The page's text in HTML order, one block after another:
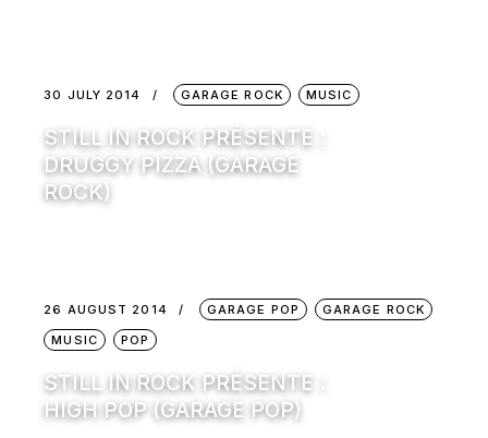
30 JULY 2014 GARAGE ROCK MUSIC
STILL IN ROCK PRÉSENTE :
DRUGGY PIZZA (GARAGE
ROCK)
26 AUGUST 2014 GARAGE POP
GARAGE ROCK
MUSIC
POP
STILL IN ROCK PRÉSENTE :
HIGH POP (GARAGE POP)